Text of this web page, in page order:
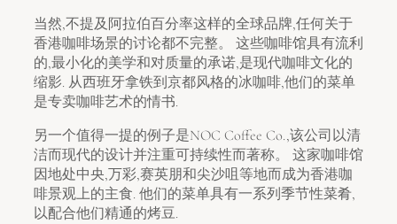
当然,不提及阿拉伯百分率这样的全球品牌,任何关于
香港咖啡场景的讨论都不完整。 这些咖啡馆具有流利
的,最小化的美学和对质量的承诺,是现代咖啡文化的
缩影. 从西班牙拿铁到京都风格的冰咖啡,他们的菜单
是专卖咖啡艺术的情书.
另一个值得一提的例子是NOC Coffee Co.,该公司以清
洁而现代的设计并注重可持续性而著称。 这家咖啡馆
因地处中央,万彩,赛英朋和尖沙咀等地而成为香港咖
啡景观上的主食. 他们的菜单具有一系列季节性菜肴,
以配合他们精通的烤豆.